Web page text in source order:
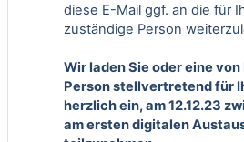
diese E-Mail ggf. an die für
zuständige Person
Wir laden Sie oder eine
Person stellvertretend für
herzlich ein, am 12.12.23
am ersten digitalen